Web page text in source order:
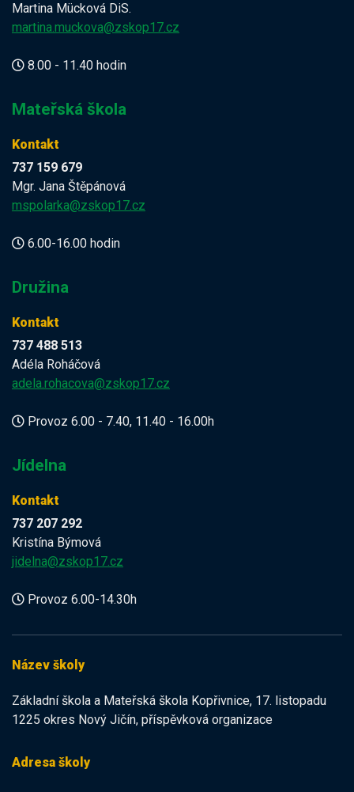
Martina Mücková DiS.
martina.muckova@zskop17.cz
8.00 - 11.40 hodin
Mateřská škola
Kontakt
737 159 679
Mgr. Jana Štěpánová
mspolarka@zskop17.cz
6.00-16.00 hodin
Družina
Kontakt
737 488 513
Adéla Roháčová
adela.rohacova@zskop17.cz
Provoz 6.00 - 7.40, 11.40 - 16.00h
Jídelna
Kontakt
737 207 292
Kristína Býmová
jidelna@zskop17.cz
Provoz 6.00-14.30h
Název školy
Základní škola a Mateřská škola Kopřivnice, 17. listopadu
1225 okres Nový Jičín, příspěvková organizace
Adresa školy